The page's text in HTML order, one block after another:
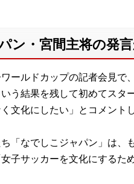
ン・宮間主将の発
ールドカップの記者会見で
う結果を残して初めてスタ
文化にしたい」とコメント
「なでしこジャパン」は、
子サッカーを文化にするた